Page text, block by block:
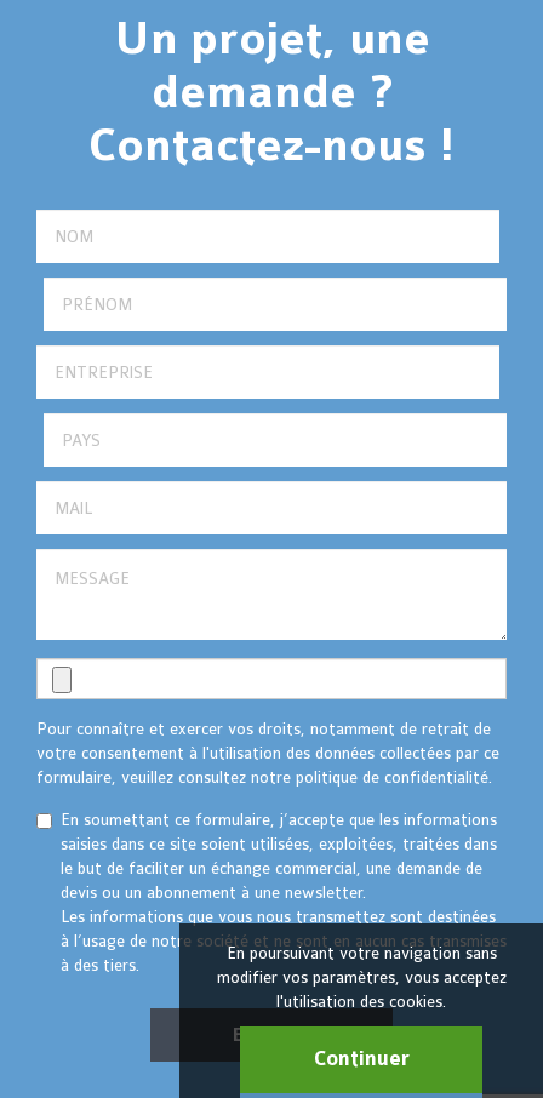
Un projet, une
demande ?
Contactez-nous !
Pour connaître et exercer vos droits, notamment de retrait de
votre consentement à l'utilisation des données collectées par ce
formulaire, veuillez consultez notre politique de confidentialité.
En soumettant ce formulaire, j’accepte que les informations
saisies dans ce site soient utilisées, exploitées, traitées dans
le but de faciliter un échange commercial, une demande de
devis ou un abonnement à une newsletter.
Les informations que vous nous transmettez sont destinées
à l’usage de notre société et ne sont en aucun cas transmises
à des tiers.
Envoyer
En poursuivant votre navigation sans
modifier vos paramètres, vous acceptez
l'utilisation des cookies.
Continuer